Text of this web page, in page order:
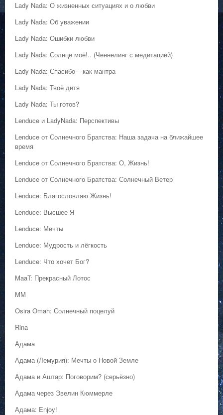
Lady Nada: О жизненных ситуациях и о любви
Lady Nada: Об уважении
Lady Nada: Ошибки любви
Lady Nada: Солнце моё!.. (Ченнелинг с медитацией)
Lady Nada: Спасибо – как мантра
Lady Nada: Твоё дитя
Lady Nada: Ты готов?
Lenduce и LadyNada: Перспективы
Lenduce от Солнечного Братства: Наша задача на ближайшее
время
Lenduce от Солнечного Братства: О, Жизнь!
Lenduce от Солнечного Братства: Солнечный Ветер
Lenduce: Благословляю Жизнь!
Lenduce: Высшее Я
Lenduce: Мечты
Lenduce: Мудрость и лёгкость
Lenduce: Что хочет Бог?
MaaT: Прекрасный Лотос
MM
Osira Omah: Солнечный поцелуй
Rina
Адама
Адама (Лемурия): Мечты о Новой Земле
Адама и Аштар: Поговорим? (серьёзно)
Адама через Эвелин Кюммерле
Адама: Enjoy!